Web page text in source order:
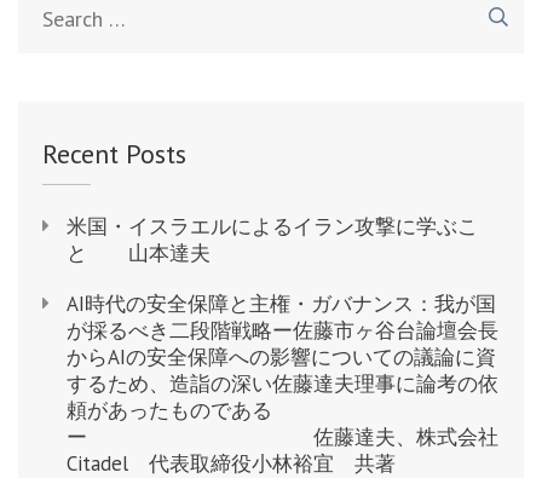
Recent Posts
米国・イスラエルによるイラン攻撃に学ぶこ
と 山本達夫
AI時代の安全保障と主権・ガバナンス：我が国
が採るべき二段階戦略ー佐藤市ヶ谷台論壇会長
からAIの安全保障への影響についての議論に資
するため、造詣の深い佐藤達夫理事に論考の依
頼があったものである
ー 佐藤達夫、株式会社
Citadel 代表取締役小林裕宜 共著